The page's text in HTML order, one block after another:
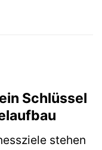
Schlüssel
stehen